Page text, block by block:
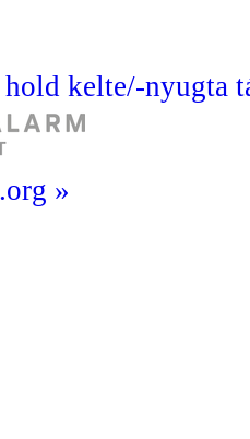
kelte/-nyugta
»